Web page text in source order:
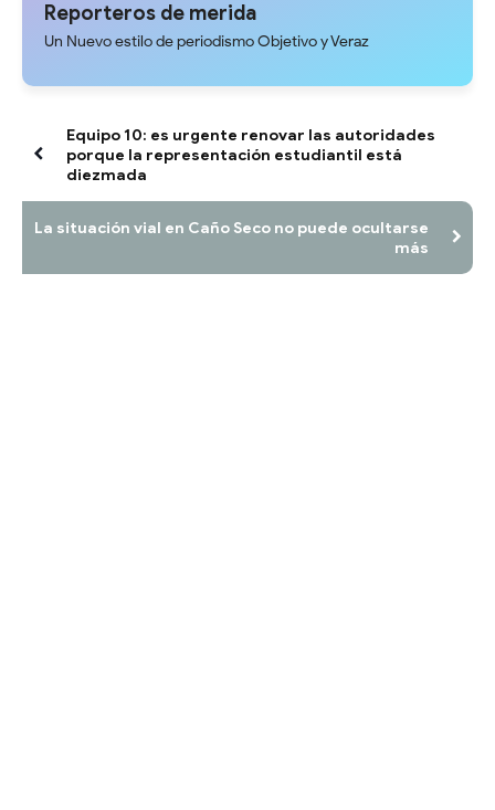
Mérida
Reporteros de merida
Un Nuevo estilo de periodismo Objetivo y Veraz
Equipo 10: es urgente renovar las autoridades
porque la representación estudiantil está
diezmada
La situación vial en Caño Seco no puede ocultarse
más